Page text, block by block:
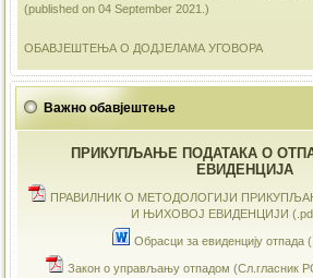
(published on 04 September 2021.)
ОБАВЈЕШТЕЊА О ДОДЈЕЛАМА УГОВОРА
Важно обавјештење
ПРИКУПЉАЊЕ ПОДАТАКА О
ЕВИДЕНЦИЈА
ПРАВИЛНИК О МЕТОДОЛОГИЈИ
И ЊИХОВОЈ ЕВИДЕНЦИЈИ (.pdf
Обрасци за евиденцију отпада
Закон о управљању отпадом (Сл.гласник